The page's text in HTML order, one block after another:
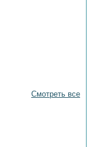
Смотреть все